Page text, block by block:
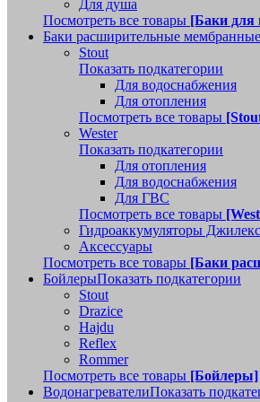
Для душа
Посмотреть все товары [Баки для
Баки расширительные мембранные
Stout
Показать подкатегории
Для водоснабжения
Для отопления
Посмотреть все товары
Wester
Показать подкатегории
Для отопления
Для водоснабжения
Для ГВС
Посмотреть все товары
Гидроаккумуляторы Джилекс
Аксессуары
Посмотреть все товары [Баки
БойлерыПоказать подкатегории
Stout
Drazice
Hajdu
Reflex
Rommer
Посмотреть все товары [Бойлеры]
ВодонагревателиПоказать